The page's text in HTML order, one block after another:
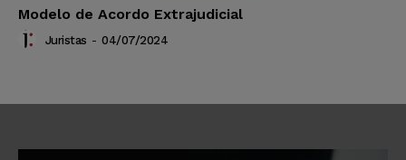
Modelo de Acordo Extrajudicial
Juristas - 04/07/2024